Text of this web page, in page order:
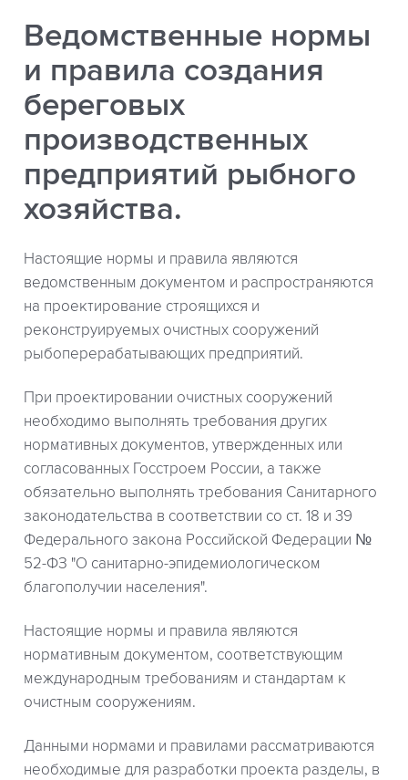
Ведомственные нормы
и правила создания
береговых
производственных
предприятий рыбного
хозяйства.
Настоящие нормы и правила являются
ведомственным документом и распространяются
на проектирование строящихся и
реконструируемых очистных сооружений
рыбоперерабатывающих предприятий.
При проектировании очистных сооружений
необходимо выполнять требования других
нормативных документов, утвержденных или
согласованных Госстроем России, а также
обязательно выполнять требования Санитарного
законодательства в соответствии со ст. 18 и 39
Федерального закона Российской Федерации №
52-ФЗ "О санитарно-эпидемиологическом
благополучии населения".
Настоящие нормы и правила являются
нормативным документом, соответствующим
международным требованиям и стандартам к
очистным сооружениям.
Данными нормами и правилами рассматриваются
необходимые для разработки проекта разделы, в